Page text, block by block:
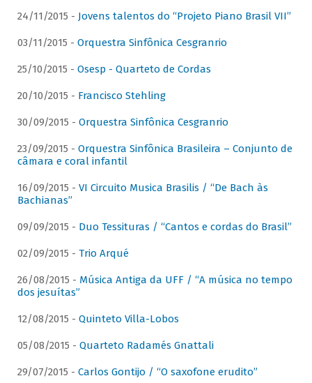
24/11/2015 - Jovens talentos do “Projeto Piano Brasil VII”
03/11/2015 - Orquestra Sinfônica Cesgranrio
25/10/2015 - Osesp - Quarteto de Cordas
20/10/2015 - Francisco Stehling
30/09/2015 - Orquestra Sinfônica Cesgranrio
23/09/2015 - Orquestra Sinfônica Brasileira – Conjunto de
câmara e coral infantil
16/09/2015 - VI Circuito Musica Brasilis / “De Bach às
Bachianas”
09/09/2015 - Duo Tessituras / “Cantos e cordas do Brasil”
02/09/2015 - Trio Arqué
26/08/2015 - Música Antiga da UFF / “A música no tempo
dos jesuítas”
12/08/2015 - Quinteto Villa-Lobos
05/08/2015 - Quarteto Radamés Gnattali
29/07/2015 - Carlos Gontijo / “O saxofone erudito”